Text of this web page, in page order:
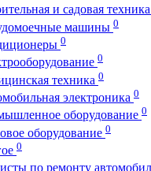
и садовая техника
машины 0
0
0
техника 0
электроника 0
оборудование 0
оборудование 0
0